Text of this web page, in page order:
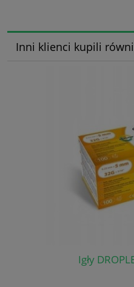
Inni klienci kupili
Igły